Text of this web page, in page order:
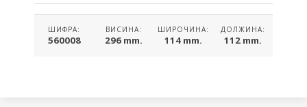
ШИФРА:
560008
ВИСИНА:
296 mm.
ШИРОЧИНА:
114 mm.
ДОЛЖИНА:
112 mm.